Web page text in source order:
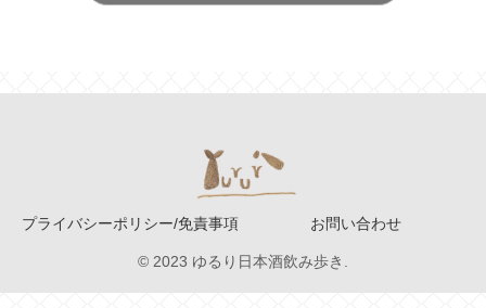
プライバシーポリシー/免責事項 お問い合わせ
© 2023 ゆるり日本酒飲み歩き.